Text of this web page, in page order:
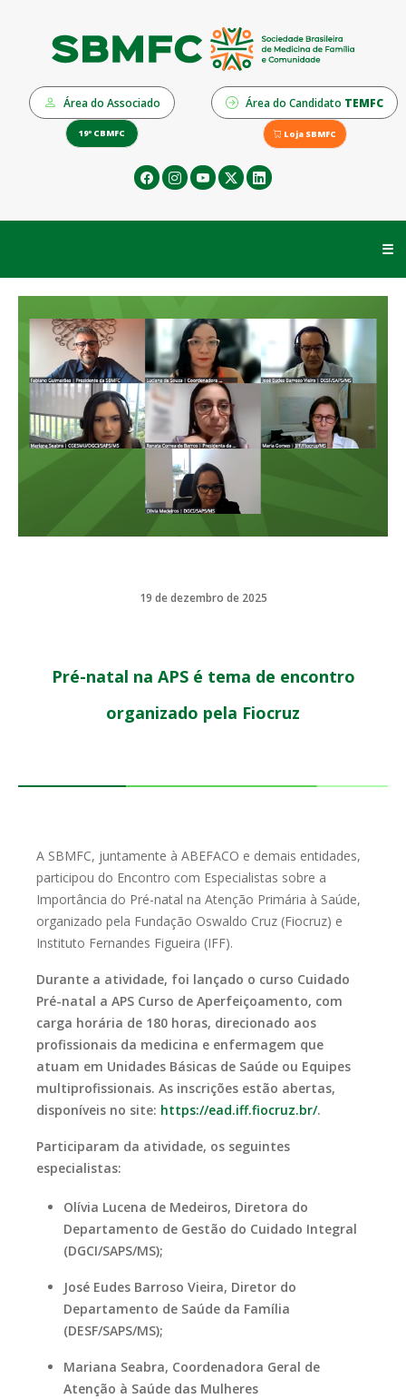
Área do Associado Área do Candidato TEMFC
19º CBMFC Loja SBMFC
☰
19 de dezembro de 2025
Pré-natal na APS é tema de encontro
organizado pela Fiocruz
A SBMFC, juntamente à ABEFACO e demais entidades,
participou do Encontro com Especialistas sobre a
Importância do Pré-natal na Atenção Primária à Saúde,
organizado pela Fundação Oswaldo Cruz (Fiocruz) e
Instituto Fernandes Figueira (IFF).
Durante a atividade, foi lançado o curso Cuidado
Pré-natal a APS Curso de Aperfeiçoamento, com
carga horária de 180 horas, direcionado aos
profissionais da medicina e enfermagem que
atuam em Unidades Básicas de Saúde ou Equipes
multiprofissionais. As inscrições estão abertas,
disponíveis no site: https://ead.iff.fiocruz.br/.
Participaram da atividade, os seguintes
especialistas:
Olívia Lucena de Medeiros, Diretora do
Departamento de Gestão do Cuidado Integral
(DGCI/SAPS/MS);
José Eudes Barroso Vieira, Diretor do
Departamento de Saúde da Família
(DESF/SAPS/MS);
Mariana Seabra, Coordenadora Geral de
Atenção à Saúde das Mulheres